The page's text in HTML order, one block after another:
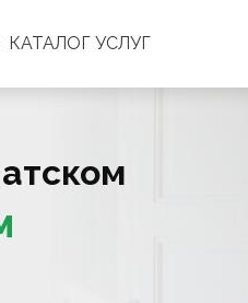
КАТАЛОГ УСЛУГ